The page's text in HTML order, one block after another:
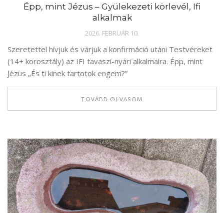
Épp, mint Jézus – Gyülekezeti körlevél, Ifi
alkalmak
2026. FEBRUÁR 10.
Szeretettel hívjuk és várjuk a konfirmáció utáni Testvéreket
(14+ korosztály) az IFI tavaszi-nyári alkalmaira. Épp, mint
Jézus „És ti kinek tartotok engem?”
TOVÁBB OLVASOM